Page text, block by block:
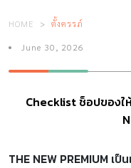
HOME ตั้งครรภ์
June 30, 2026
Checklist ช็อปของ
THE NEW PREMIUM เป็